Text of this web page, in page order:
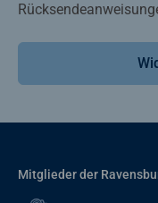
Mitglieder der